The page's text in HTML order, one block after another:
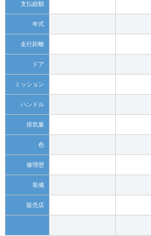
支払総額
年式
走行距離
ドア
ミッション
ハンドル
排気量
色
修理歴
装備
販売店